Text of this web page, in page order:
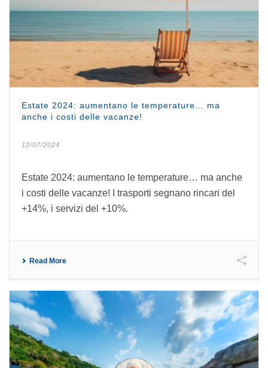
Estate 2024: aumentano le temperature… ma
anche i costi delle vacanze!
12/07/2024
Estate 2024: aumentano le temperature… ma anche
i costi delle vacanze! I trasporti segnano rincari del
+14%, i servizi del +10%.
Read More